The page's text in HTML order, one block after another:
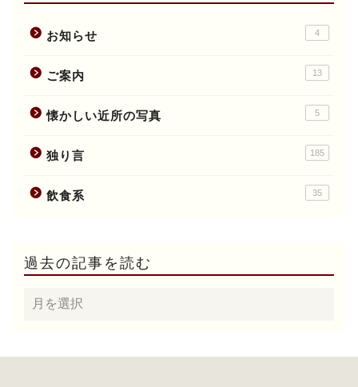
お知らせ 4
ご案内 13
懐かしい近所の写真 5
独り言 185
飲食系 35
過去の記事を読む